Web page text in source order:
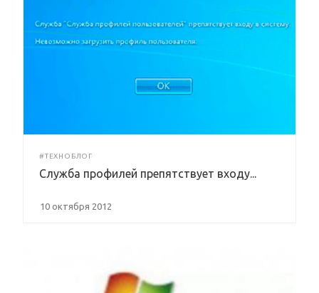
#ТЕХНОБЛОГ
Служба профилей препятствует входу...
10 октября 2012